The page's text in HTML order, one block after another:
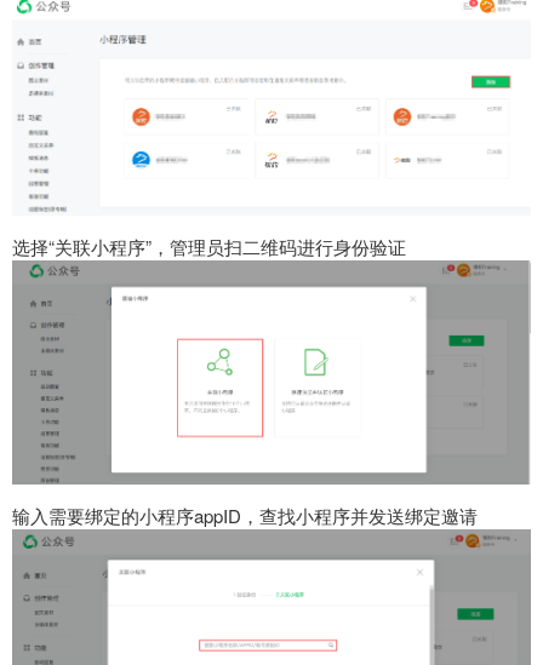
选择“关联小程序”，管理员扫二维码进行身份验证
输入需要绑定的小程序appID，查找小程序并发送绑定邀请